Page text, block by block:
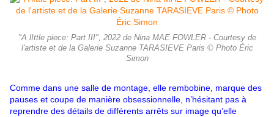
"A lIttle piece: Part III", 2022 de Nina MAE FOWLER - Courtesy de
l'artiste et de la Galerie Suzanne TARASIEVE Paris © Photo Éric
Simon
Comme dans une salle de montage, elle rembobine, marque des
pauses et coupe de manière obsessionnelle, n’hésitant pas à
reprendre des détails de différents arrêts sur image qu’elle